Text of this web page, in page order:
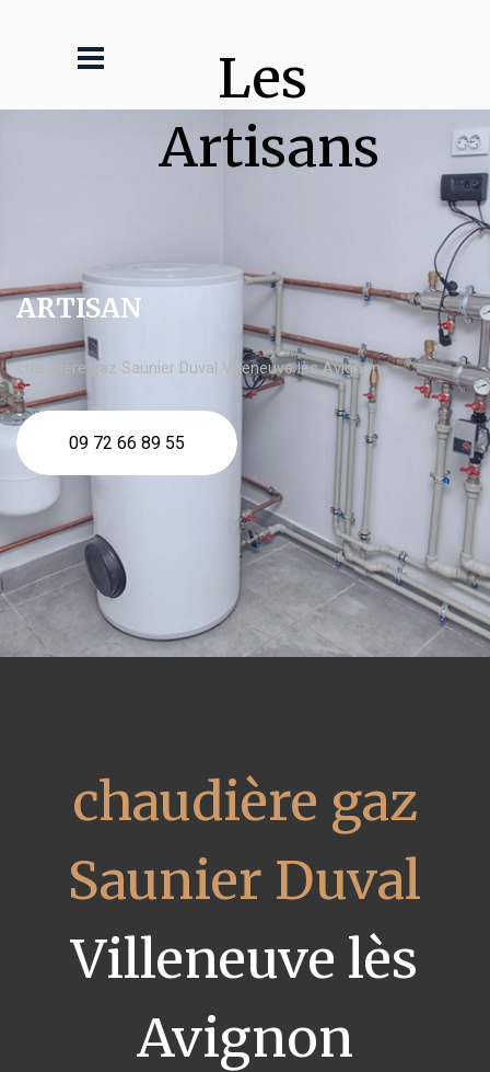
Les
Artisans
ARTISAN
chaudière gaz Saunier Duval Villeneuve lès Avignon
09 72 66 89 55
chaudière gaz
Saunier Duval
Villeneuve lès
Avignon